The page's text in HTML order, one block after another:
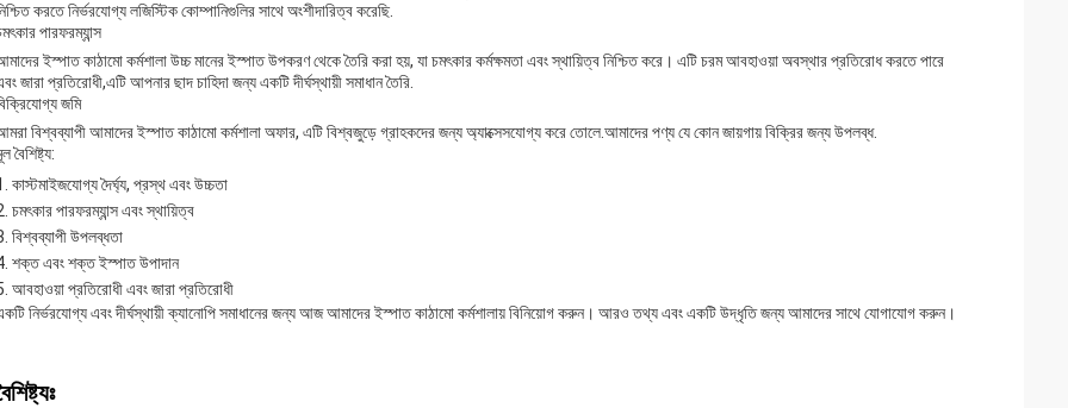
করতে নির্ভরযোগ্য লজিস্টিক কোম্পানিগুলির সাথে অংশীদারিত্ব করেছি.
পারফরম্যান্স
ইস্পাত কাঠামো কর্মশালা উচ্চ মানের ইস্পাত উপকরণ থেকে তৈরি করা হয়, যা চমৎকার কর্মক্ষমতা এবং স্থায়িত্ব নিশ্চিত করে। এটি চরম আবহাওয়া অবস্থার প্রতিরোধ করতে পারে
জারা প্রতিরোধী,এটি আপনার ছাদ চাহিদা জন্য একটি দীর্ঘস্থায়ী সমাধান তৈরি.
জমি
বিশ্বব্যাপী আমাদের ইস্পাত কাঠামো কর্মশালা অফার, এটি বিশ্বজুড়ে গ্রাহকদের জন্য অ্যাক্সেসযোগ্য করে তোলে.আমাদের পণ্য যে কোন জায়গায় বিক্রির জন্য উপলব্ধ.
বৈশিষ্ট্য:
কাস্টমাইজযোগ্য দৈর্ঘ্য, প্রস্থ এবং উচ্চতা
চমৎকার পারফরম্যান্স এবং স্থায়িত্ব
বিশ্বব্যাপী উপলব্ধতা
শক্ত এবং শক্ত ইস্পাত উপাদান
আবহাওয়া প্রতিরোধী এবং জারা প্রতিরোধী
নির্ভরযোগ্য এবং দীর্ঘস্থায়ী ক্যানোপি সমাধানের জন্য আজ আমাদের ইস্পাত কাঠামো কর্মশালায় বিনিয়োগ করুন। আরও তথ্য এবং একটি উদ্ধৃতি জন্য আমাদের সাথে যোগাযোগ করুন।